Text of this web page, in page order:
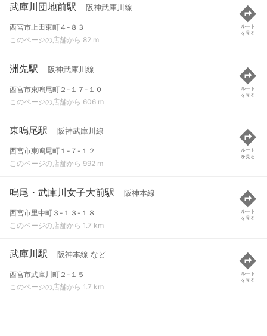
武庫川団地前駅 阪神武庫川線
西宮市上田東町４-８３
このページの店舗から 82 m
ルート
を見る
洲先駅 阪神武庫川線
西宮市東鳴尾町２-１７-１０
このページの店舗から 606 m
ルート
を見る
東鳴尾駅 阪神武庫川線
西宮市東鳴尾町１-７-１２
このページの店舗から 992 m
ルート
を見る
鳴尾・武庫川女子大前駅 阪神本線
西宮市里中町３-１３-１８
このページの店舗から 1.7 km
ルート
を見る
武庫川駅 阪神本線 など
西宮市武庫川町２-１５
このページの店舗から 1.7 km
ルート
を見る